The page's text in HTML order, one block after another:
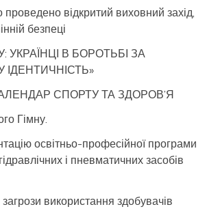
відкритий виховний захід,
безпеці
УКРАЇНЦІ В БОРОТЬБІ ЗА
ІДЕНТИЧНІСТЬ»
СПОРТУ ТА ЗДОРОВ’Я
Гімну.
освітньо-професійної програми
і пневматичних засобів
використання здобувачів